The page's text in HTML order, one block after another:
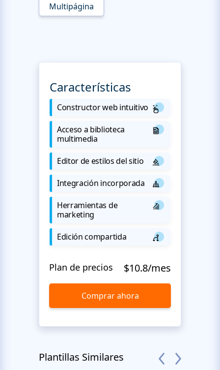
Multipágina
Características
Constructor web intuitivo
Acceso a biblioteca
multimedia
Editor de estilos del sitio
Integración incorporada
Herramientas de
marketing
Edición compartida
Plan de precios $10.8/mes
Comprar ahora
Plantillas Similares